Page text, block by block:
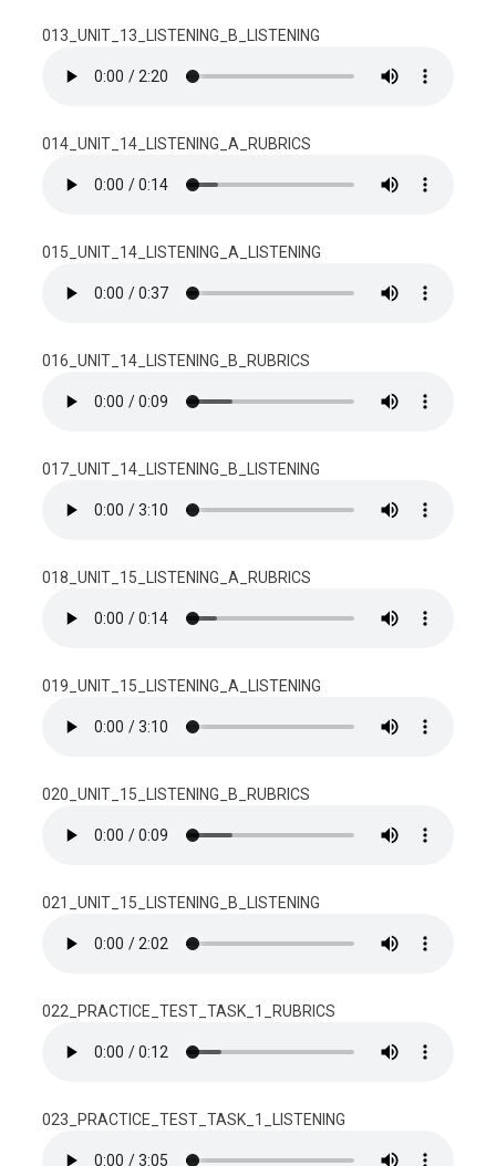
013_UNIT_13_LISTENING_B_LISTENING
014_UNIT_14_LISTENING_A_RUBRICS
015_UNIT_14_LISTENING_A_LISTENING
016_UNIT_14_LISTENING_B_RUBRICS
017_UNIT_14_LISTENING_B_LISTENING
018_UNIT_15_LISTENING_A_RUBRICS
019_UNIT_15_LISTENING_A_LISTENING
020_UNIT_15_LISTENING_B_RUBRICS
021_UNIT_15_LISTENING_B_LISTENING
022_PRACTICE_TEST_TASK_1_RUBRICS
023_PRACTICE_TEST_TASK_1_LISTENING